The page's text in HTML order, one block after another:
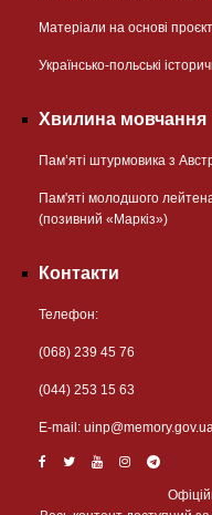
Матеріали на основі
Українсько-польські
Хвилина мовчання
Пам’яті штурмовика з
Пам'яті молодшого
(позивний «Маркіз»)
Контакти
Телефон:
(068) 239 45 76
(044) 253 15 63
Е-mail: uinp@memory.gov.ua